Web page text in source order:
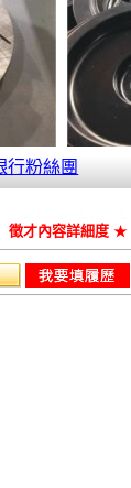
粉絲團
徵才內容詳細度 ★